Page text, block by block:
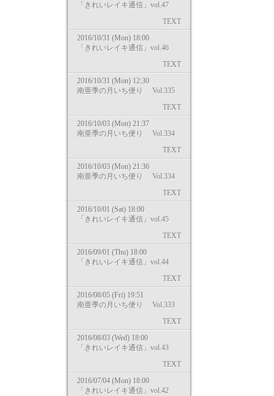
「きれいレイキ通信」vol.47
TEXT
2016/10/31 (Mon) 18:00
「きれいレイキ通信」vol.46
TEXT
2016/10/31 (Mon) 12:30
南亜季の月いち便り Vol.335
TEXT
2016/10/03 (Mon) 21:37
南亜季の月いち便り Vol.334
TEXT
2016/10/03 (Mon) 21:36
南亜季の月いち便り Vol.334
TEXT
2016/10/01 (Sat) 18:00
「きれいレイキ通信」vol.45
TEXT
2016/09/01 (Thu) 18:00
「きれいレイキ通信」vol.44
TEXT
2016/08/05 (Fri) 19:51
南亜季の月いち便り Vol.333
TEXT
2016/08/03 (Wed) 18:00
「きれいレイキ通信」vol.43
TEXT
2016/07/04 (Mon) 18:00
「きれいレイキ通信」vol.42